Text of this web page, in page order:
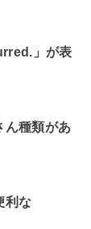
」が表
ん種類があ
利な